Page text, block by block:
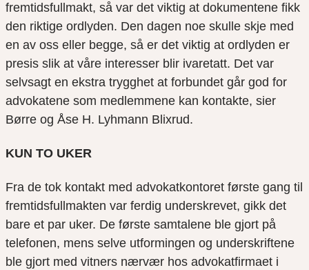
fremtidsfullmakt, så var det viktig at dokumentene fikk
den riktige ordlyden. Den dagen noe skulle skje med
en av oss eller begge, så er det viktig at ordlyden er
presis slik at våre interesser blir ivaretatt. Det var
selvsagt en ekstra trygghet at forbundet går god for
advokatene som medlemmene kan kontakte, sier
Børre og Åse H. Lyhmann Blixrud.
KUN TO UKER
Fra de tok kontakt med advokatkontoret første gang til
fremtidsfullmakten var ferdig underskrevet, gikk det
bare et par uker. De første samtalene ble gjort på
telefonen, mens selve utformingen og underskriftene
ble gjort med vitners nærvær hos advokatfirmaet i